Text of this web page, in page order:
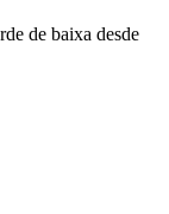
de baixa desde